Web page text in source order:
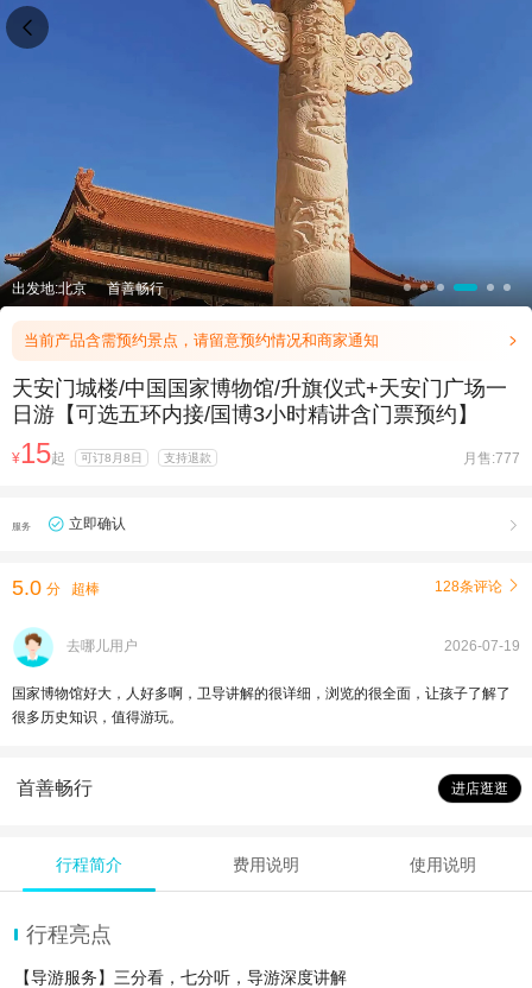
出发地:北京 首善畅行
当前产品含需预约景点，请留意预约情况和商家通知 
天安门城楼/中国国家博物馆/升旗仪式+天安门广场一
日游【可选五环内接/国博3小时精讲含门票预约】
¥15起 可订8月8日 支持退款 月售:777
服务 立即确认 
5.0 分 超棒 128条评论 
去哪儿用户 2026-07-19
国家博物馆好大，人好多啊，卫导讲解的很详细，浏览的很全面，让孩子了解了
很多历史知识，值得游玩。
首善畅行 进店逛逛
行程简介 费用说明 使用说明
行程亮点
【导游服务】三分看，七分听，导游深度讲解
